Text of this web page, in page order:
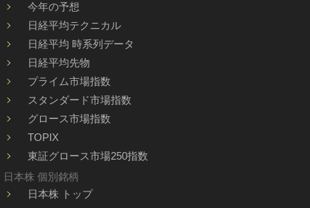
今年の予想
日経平均テクニカル
日経平均 時系列データ
日経平均先物
プライム市場指数
スタンダード市場指数
グロース市場指数
TOPIX
東証グロース市場250指数
日本株 個別銘柄
日本株 トップ